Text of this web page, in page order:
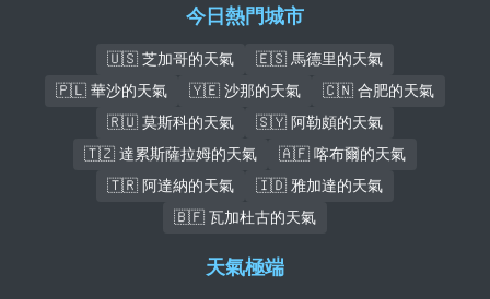
今日熱門城市
🇺🇸 芝加哥的天氣
🇪🇸 馬德里的天氣
🇵🇱 華沙的天氣
🇾🇪 沙那的天氣
🇨🇳 合肥的天氣
🇷🇺 莫斯科的天氣
🇸🇾 阿勒頗的天氣
🇹🇿 達累斯薩拉姆的天氣
🇦🇫 喀布爾的天氣
🇹🇷 阿達納的天氣
🇮🇩 雅加達的天氣
🇧🇫 瓦加杜古的天氣
天氣極端